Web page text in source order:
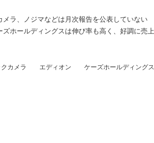
ラ、ノジマなどは月次報告を公表していない
ホールディングスは伸び率も高く、好調に売上
メラ エディオン ケーズホールディングス